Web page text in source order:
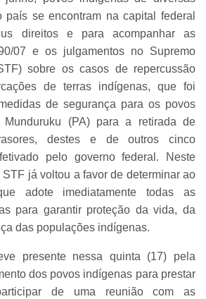
se encontram na capital federal
direitos e para acompanhar as
07 e os julgamentos no Supremo
sobre os casos de repercussão
de terras indígenas, que foi
de segurança para os povos
(PA) para a retirada de
destes e de outros cinco
pelo governo federal. Neste
já voltou a favor de determinar ao
adote imediatamente todas as
para garantir proteção da vida, da
das populações indígenas.
presente nessa quinta (17) pela
dos povos indígenas para prestar
de uma reunião com as